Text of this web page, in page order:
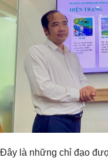
Đây là những chỉ đạo